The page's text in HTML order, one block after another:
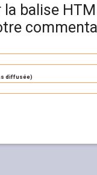
la balise
diffusée)